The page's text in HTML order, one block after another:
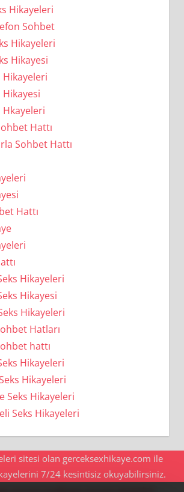
Hikayeleri
Sohbet
Hikayeleri
Hikayesi
Hikayeleri
Hikayesi
Hkayeleri
Hattı
Sohbet Hattı
Hattı
Hikayeleri
Hikayesi
Hikayeleri
Hatları
hattı
Hikayeleri
Hikayeleri
Seks Hikayeleri
Seks Hikayeleri
sitesi olan gerceksexhikaye.com ile
7/24 kesintisiz okuyabilirsiniz.